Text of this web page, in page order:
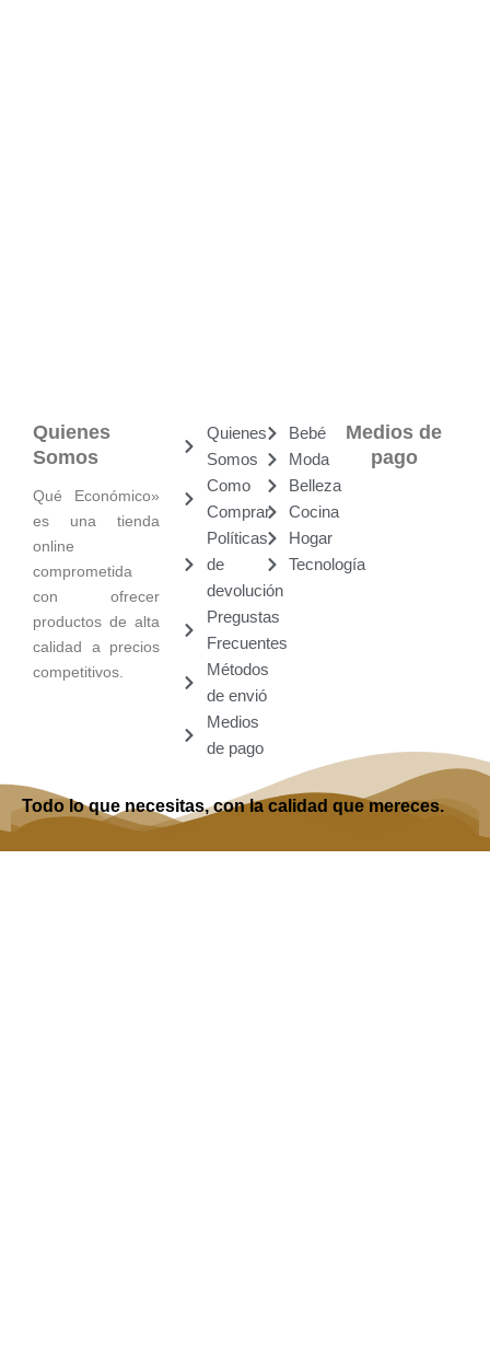
Quienes
Somos
Qué Económico»
es una tienda
online
comprometida
con ofrecer
productos de alta
calidad a precios
competitivos.
Quienes
Somos
Como
Comprar
Políticas
de
devolución
Pregustas
Frecuentes
Métodos
de envió
Medios
de pago
Bebé
Moda
Belleza
Cocina
Hogar
Tecnología
Medios de
pago
Todo lo que necesitas, con la calidad que mereces.